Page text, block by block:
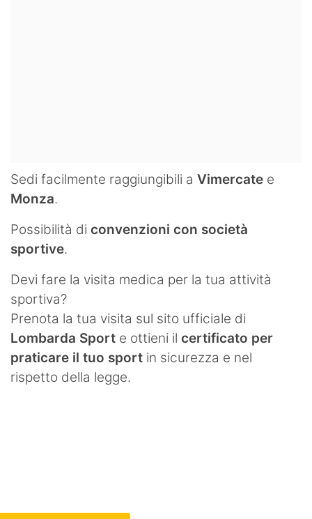
Sedi facilmente raggiungibili a Vimercate e
Monza.
Possibilità di convenzioni con società
sportive.
Devi fare la visita medica per la tua attività
sportiva?
Prenota la tua visita sul sito ufficiale di
Lombarda Sport e ottieni il certificato per
praticare il tuo sport in sicurezza e nel
rispetto della legge.